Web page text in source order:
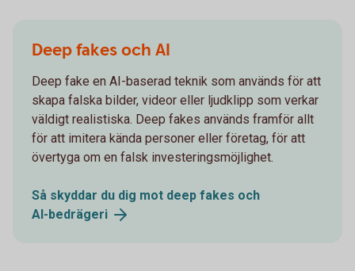
Deep fakes och AI
Deep fake en AI-baserad teknik som används för att
skapa falska bilder, videor eller ljudklipp som verkar
väldigt realistiska. Deep fakes används framför allt
för att imitera kända personer eller företag, för att
övertyga om en falsk investeringsmöjlighet.
Så skyddar du dig mot deep fakes och
AI-bedrägeri